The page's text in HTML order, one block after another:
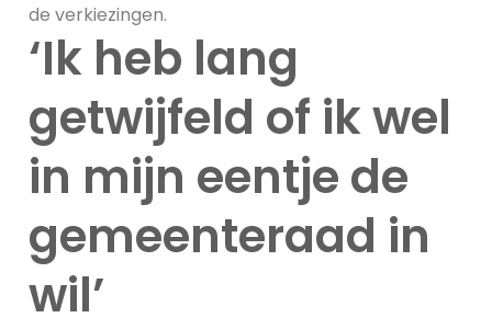
de verkiezingen.
‘Ik heb lang
getwijfeld of ik wel
in mijn eentje de
gemeenteraad in
wil’